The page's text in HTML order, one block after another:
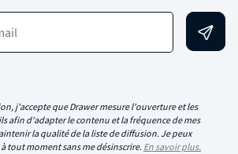
j'accepte que Drawer mesure l'ouverture et les
afin d'adapter le contenu et la fréquence de mes
la qualité de la liste de diffusion. Je peux
tout moment sans me désinscrire. En savoir plus.